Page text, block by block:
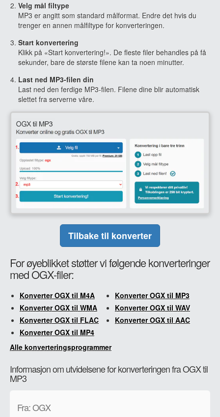
Velg mål filtype
MP3 er angitt som standard målformat. Endre det hvis du
trenger en annen målfiltype for konverteringen.
Start konvertering
Klikk på «Start konvertering!». De fleste filer behandles på få
sekunder, bare de største filene kan ta noen minutter.
Last ned MP3-filen din
Last ned den ferdige MP3-filen. Filene dine blir automatisk
slettet fra serverne våre.
Tilbake til konverter
For øyeblikket støtter vi følgende konverteringer
med OGX-filer:
Konverter OGX til M4A
Konverter OGX til MP3
Konverter OGX til WMA
Konverter OGX til WAV
Konverter OGX til FLAC
Konverter OGX til AAC
Konverter OGX til MP4
Alle konverteringsprogrammer
Informasjon om utvidelsene for konverteringen fra OGX til
MP3
Fra: OGX